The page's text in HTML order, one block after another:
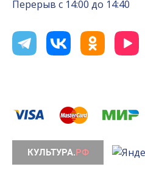
Перерыв с 14:00 до 14:40